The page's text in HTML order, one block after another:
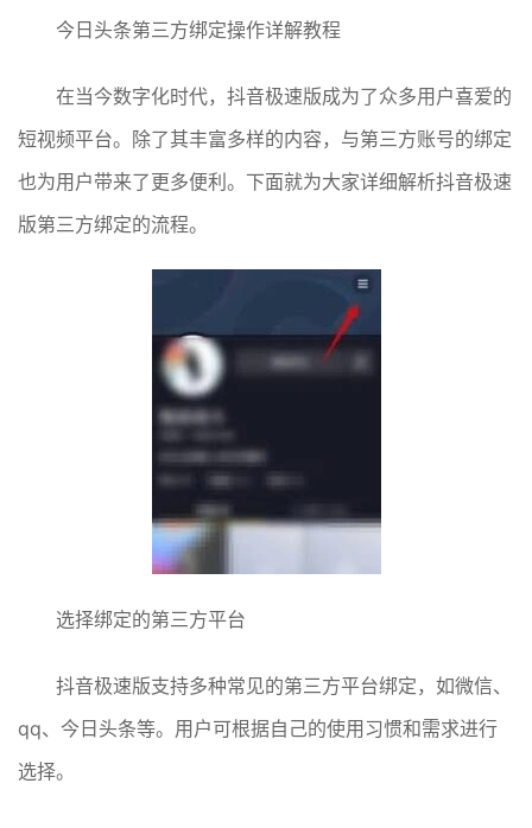
今日头条第三方绑定操作详解教程
在当今数字化时代，抖音极速版成为了众多用户喜爱的
短视频平台。除了其丰富多样的内容，与第三方账号的绑定
也为用户带来了更多便利。下面就为大家详细解析抖音极速
版第三方绑定的流程。
选择绑定的第三方平台
抖音极速版支持多种常见的第三方平台绑定，如微信、
qq、今日头条等。用户可根据自己的使用习惯和需求进行
选择。